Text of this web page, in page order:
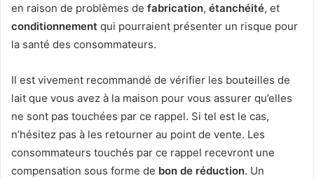
en raison de problèmes de fabrication, étanchéité, et
conditionnement qui pourraient présenter un risque pour
la santé des consommateurs.
Il est vivement recommandé de vérifier les bouteilles de
lait que vous avez à la maison pour vous assurer qu’elles
ne sont pas touchées par ce rappel. Si tel est le cas,
n’hésitez pas à les retourner au point de vente. Les
consommateurs touchés par ce rappel recevront une
compensation sous forme de bon de réduction. Un